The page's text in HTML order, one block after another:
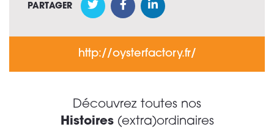
PARTAGER
http://oysterfactory.fr/
Découvrez toutes nos
Histoires(extra)ordinaires